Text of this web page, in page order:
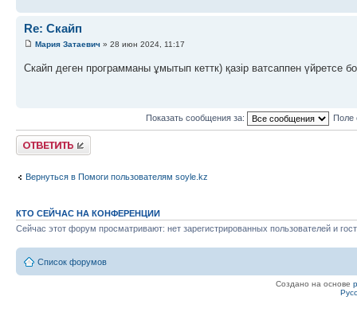
Re: Скайп
Мария Затаевич » 28 июн 2024, 11:17
Скайп деген программаны ұмытып кеттк) қазір ватсаппен үйретсе
Показать сообщения за: Поле
Ответить
Вернуться в Помоги пользователям soyle.kz
КТО СЕЙЧАС НА КОНФЕРЕНЦИИ
Сейчас этот форум просматривают: нет зарегистрированных пользователей и
Список форумов
Создано на основе